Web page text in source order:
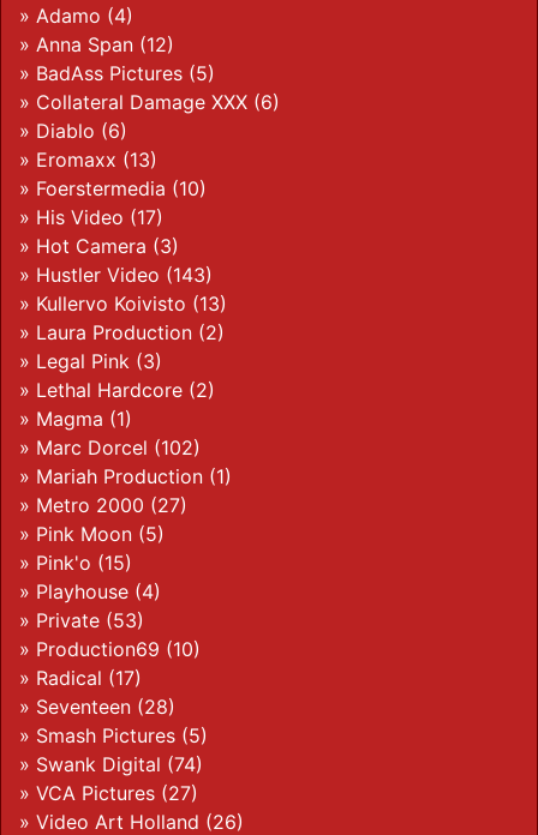
» Adamo (4)
» Anna Span (12)
» BadAss Pictures (5)
» Collateral Damage XXX (6)
» Diablo (6)
» Eromaxx (13)
» Foerstermedia (10)
» His Video (17)
» Hot Camera (3)
» Hustler Video (143)
» Kullervo Koivisto (13)
» Laura Production (2)
» Legal Pink (3)
» Lethal Hardcore (2)
» Magma (1)
» Marc Dorcel (102)
» Mariah Production (1)
» Metro 2000 (27)
» Pink Moon (5)
» Pink'o (15)
» Playhouse (4)
» Private (53)
» Production69 (10)
» Radical (17)
» Seventeen (28)
» Smash Pictures (5)
» Swank Digital (74)
» VCA Pictures (27)
» Video Art Holland (26)